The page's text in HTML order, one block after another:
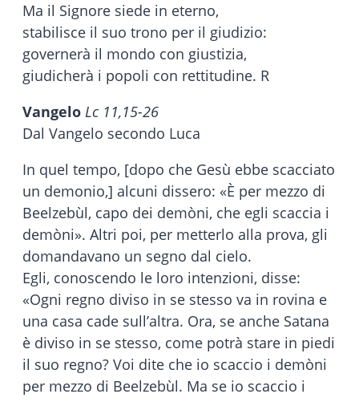
Ma il Signore siede in eterno,
stabilisce il suo trono per il giudizio:
governerà il mondo con giustizia,
giudicherà i popoli con rettitudine. R
Vangelo Lc 11,15-26
Dal Vangelo secondo Luca
In quel tempo, [dopo che Gesù ebbe scacciato
un demonio,] alcuni dissero: «È per mezzo di
Beelzebùl, capo dei demòni, che egli scaccia i
demòni». Altri poi, per metterlo alla prova, gli
domandavano un segno dal cielo.
Egli, conoscendo le loro intenzioni, disse:
«Ogni regno diviso in se stesso va in rovina e
una casa cade sull’altra. Ora, se anche Satana
è diviso in se stesso, come potrà stare in piedi
il suo regno? Voi dite che io scaccio i demòni
per mezzo di Beelzebùl. Ma se io scaccio i